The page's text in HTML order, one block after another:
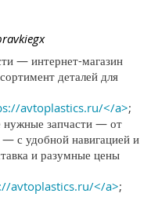
— интернет-магазин
деталей для
avtoplastics.ru/</a>;
запчасти — от
— с удобной навигацией и
и разумные цены
avtoplastics.ru/</a>;